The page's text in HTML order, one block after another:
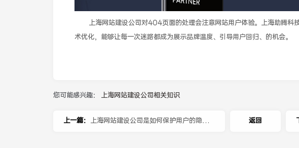
上海网站建设公司对404页面的处理会注意网站用户体验。上海助腾科
术优化，能够让每一次迷路都成为展示品牌温度、引导用户回归、的机会。
您可能感兴趣： 上海网站建设公司相关知识
上一篇： 上海网站建设公司是如何保护用户的隐私 返回